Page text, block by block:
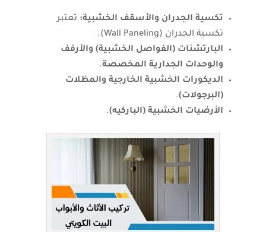
تكسية الجدران والأسقف الخشبية: تعتبر
تكسية الجدران (Wall Paneling).
البارتشنات (الفواصل الخشبية) والأرفف
والوحدات الجدارية المخصصة.
الديكورات الخشبية الخارجية والمظلات
(البرجولات).
الأرضيات الخشبية (الباركيه).